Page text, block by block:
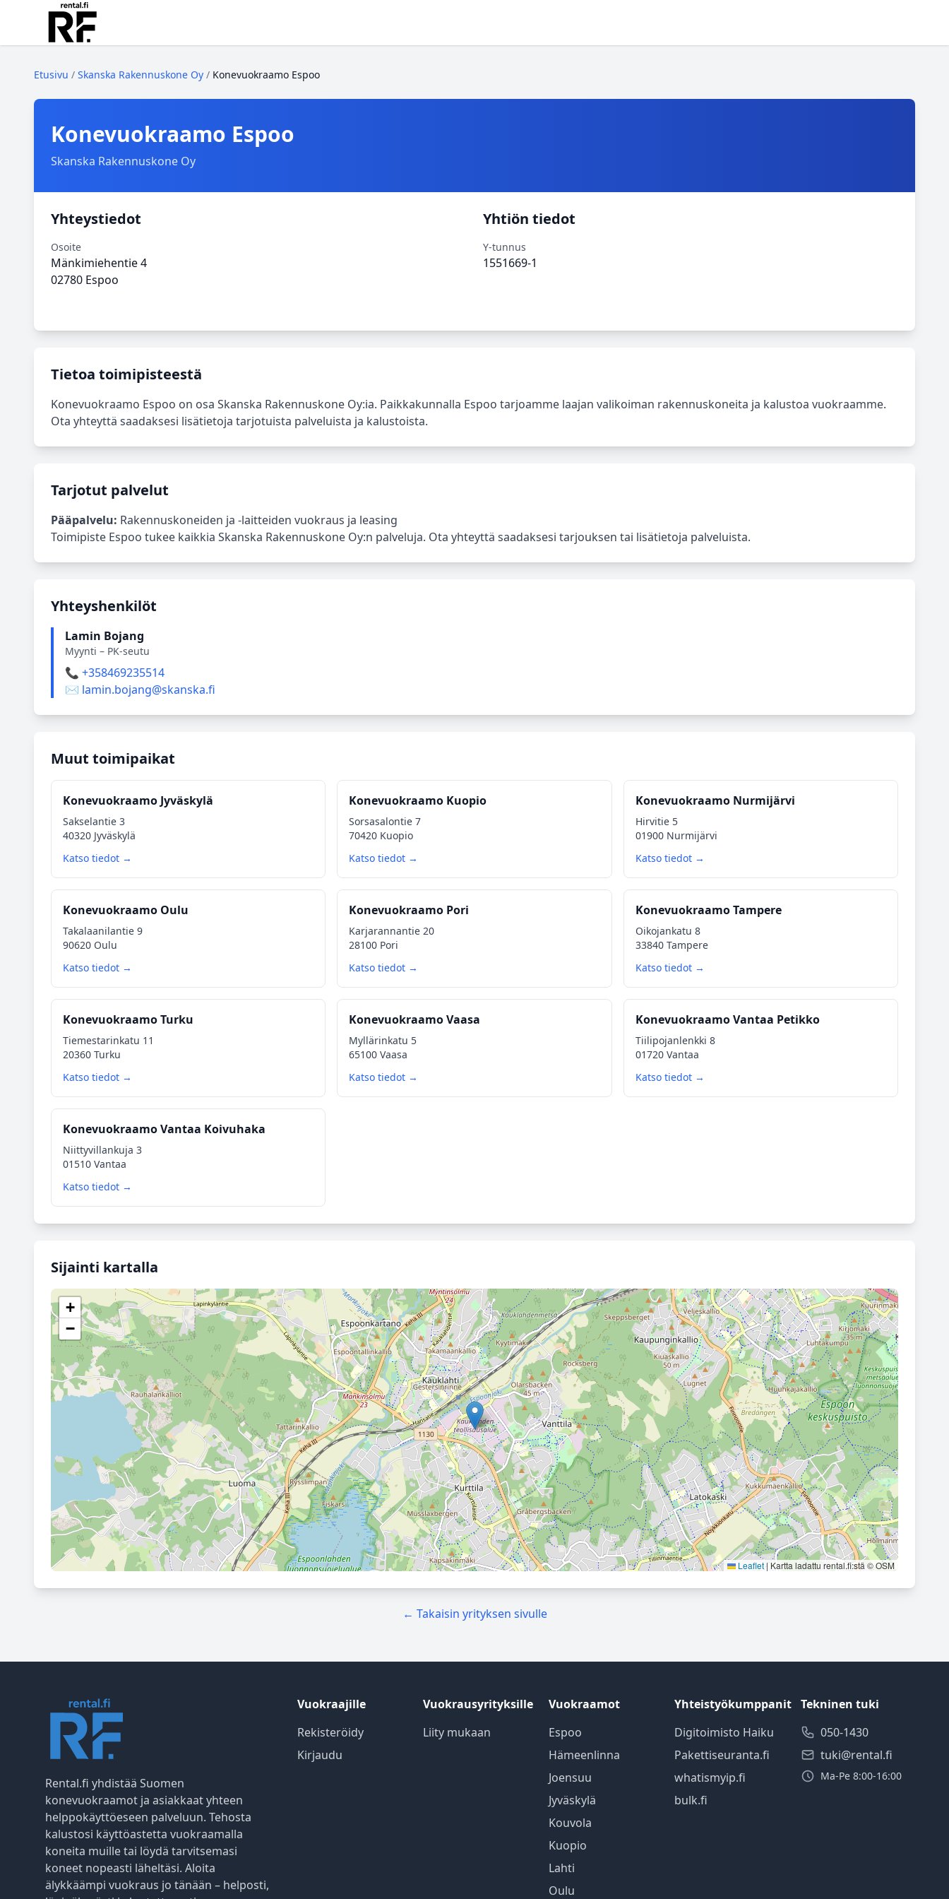
Etusivu / Skanska Rakennuskone Oy / Konevuokraamo Espoo
Konevuokraamo Espoo
Skanska Rakennuskone Oy
Yhteystiedot
Osoite
Mänkimiehentie 4
02780 Espoo
Yhtiön tiedot
Y-tunnus
1551669-1
Tietoa toimipisteestä
Konevuokraamo Espoo on osa Skanska Rakennuskone Oy:ia. Paikkakunnalla Espoo tarjoamme laajan valikoiman rakennuskoneita ja kalustoa vuokraamme.
Ota yhteyttä saadaksesi lisätietoja tarjotuista palveluista ja kalustoista.
Tarjotut palvelut
Pääpalvelu: Rakennuskoneiden ja -laitteiden vuokraus ja leasing
Toimipiste Espoo tukee kaikkia Skanska Rakennuskone Oy:n palveluja. Ota yhteyttä saadaksesi tarjouksen tai lisätietoja palveluista.
Yhteyshenkilöt
Lamin Bojang
Myynti – PK-seutu
📞 +358469235514
✉️ lamin.bojang@skanska.fi
Muut toimipaikat
Konevuokraamo Jyväskylä
Sakselantie 3
40320 Jyväskylä
Katso tiedot →
Konevuokraamo Kuopio
Sorsasalontie 7
70420 Kuopio
Katso tiedot →
Konevuokraamo Nurmijärvi
Hirvitie 5
01900 Nurmijärvi
Katso tiedot →
Konevuokraamo Oulu
Takalaanilantie 9
90620 Oulu
Katso tiedot →
Konevuokraamo Pori
Karjarannantie 20
28100 Pori
Katso tiedot →
Konevuokraamo Tampere
Oikojankatu 8
33840 Tampere
Katso tiedot →
Konevuokraamo Turku
Tiemestarinkatu 11
20360 Turku
Katso tiedot →
Konevuokraamo Vaasa
Myllärinkatu 5
65100 Vaasa
Katso tiedot →
Konevuokraamo Vantaa Petikko
Tiilipojanlenkki 8
01720 Vantaa
Katso tiedot →
Konevuokraamo Vantaa Koivuhaka
Niittyvillankuja 3
01510 Vantaa
Katso tiedot →
Sijainti kartalla
+
−
Leaflet|Kartta ladattu rental.fi:stä © OSM
← Takaisin yrityksen sivulle
Rental.fi yhdistää Suomen
konevuokraamot ja asiakkaat yhteen
helppokäyttöeseen palveluun. Tehosta
kalustosi käyttöastetta vuokraamalla
koneita muille tai löydä tarvitsemasi
koneet nopeasti läheltäsi. Aloita
älykkäämpi vuokraus jo tänään – helposti,
Vuokraajille
Rekisteröidy
Kirjaudu
Vuokrausyrityksille
Liity mukaan
Vuokraamot
Espoo
Hämeenlinna
Joensuu
Jyväskylä
Kouvola
Kuopio
Lahti
Oulu
Yhteistyökumppanit
Digitoimisto Haiku
Pakettiseuranta.fi
whatismyip.fi
bulk.fi
Tekninen tuki
050-1430
tuki@rental.fi
Ma-Pe 8:00-16:00